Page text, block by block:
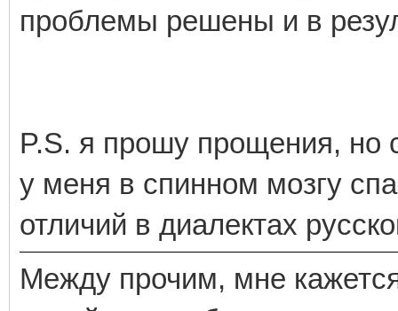
проблемы решены и в
P.S. я прошу прощения, но
у меня в спинном мозгу
отличий в диалектах
Между прочим, мне